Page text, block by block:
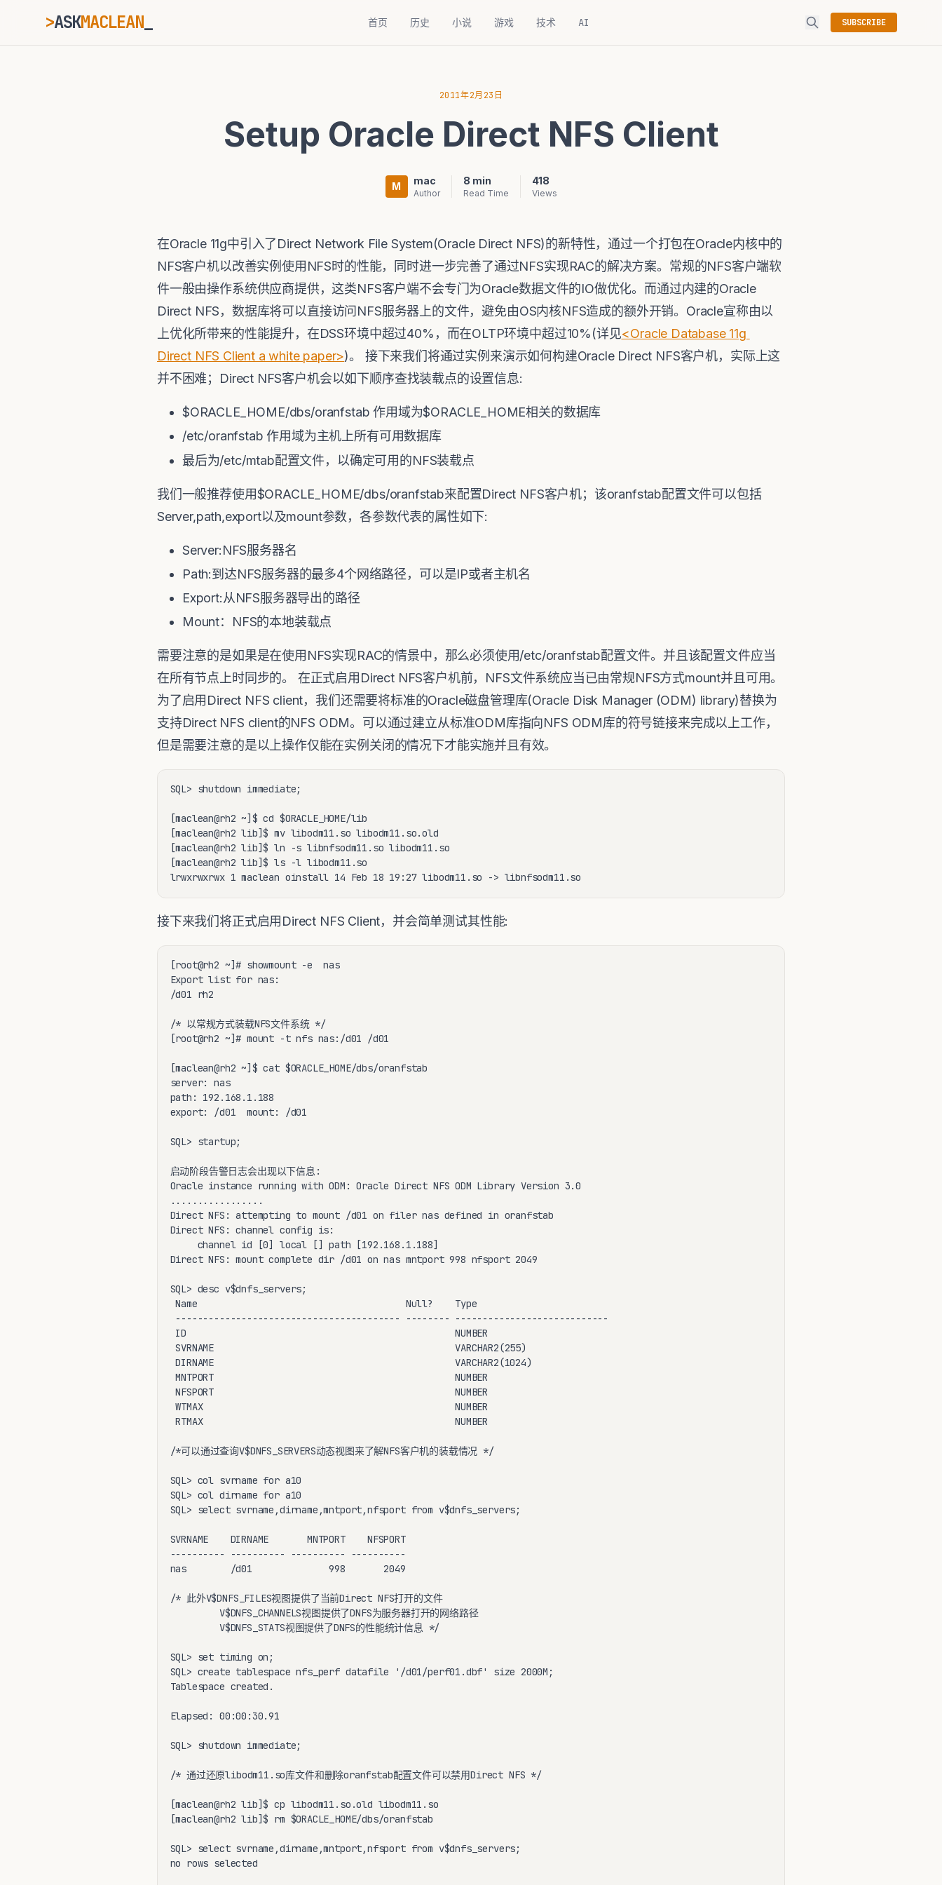
>ASKMACLEAN_ 首页 历史 小说 游戏 技术 AI SUBSCRIBE
2011年2月23日
Setup Oracle Direct NFS Client
M mac
Author
8 min
Read Time
418
Views
在Oracle 11g中引入了Direct Network File System(Oracle Direct NFS)的新特性，通过一个打包在Oracle内核中的
NFS客户机以改善实例使用NFS时的性能，同时进一步完善了通过NFS实现RAC的解决方案。常规的NFS客户端软
件一般由操作系统供应商提供，这类NFS客户端不会专门为Oracle数据文件的IO做优化。而通过内建的Oracle
Direct NFS，数据库将可以直接访问NFS服务器上的文件，避免由OS内核NFS造成的额外开销。Oracle宣称由以
上优化所带来的性能提升，在DSS环境中超过40%，而在OLTP环境中超过10%(详见<Oracle Database 11g
Direct NFS Client a white paper>)。 接下来我们将通过实例来演示如何构建Oracle Direct NFS客户机，实际上这
并不困难；Direct NFS客户机会以如下顺序查找装载点的设置信息:
$ORACLE_HOME/dbs/oranfstab 作用域为$ORACLE_HOME相关的数据库
/etc/oranfstab 作用域为主机上所有可用数据库
最后为/etc/mtab配置文件，以确定可用的NFS装载点
我们一般推荐使用$ORACLE_HOME/dbs/oranfstab来配置Direct NFS客户机；该oranfstab配置文件可以包括
Server,path,export以及mount参数，各参数代表的属性如下:
Server:NFS服务器名
Path:到达NFS服务器的最多4个网络路径，可以是IP或者主机名
Export:从NFS服务器导出的路径
Mount：NFS的本地装载点
需要注意的是如果是在使用NFS实现RAC的情景中，那么必须使用/etc/oranfstab配置文件。并且该配置文件应当
在所有节点上时同步的。 在正式启用Direct NFS客户机前，NFS文件系统应当已由常规NFS方式mount并且可用。
为了启用Direct NFS client，我们还需要将标准的Oracle磁盘管理库(Oracle Disk Manager (ODM) library)替换为
支持Direct NFS client的NFS ODM。可以通过建立从标准ODM库指向NFS ODM库的符号链接来完成以上工作，
但是需要注意的是以上操作仅能在实例关闭的情况下才能实施并且有效。
SQL> shutdown immediate;
[maclean@rh2 ~]$ cd $ORACLE_HOME/lib
[maclean@rh2 lib]$ mv libodm11.so libodm11.so.old
[maclean@rh2 lib]$ ln -s libnfsodm11.so libodm11.so
[maclean@rh2 lib]$ ls -l libodm11.so
接下来我们将正式启用Direct NFS Client，并会简单测试其性能:
[root@rh2 ~]# showmount -e  nas
Export list for nas:
/d01 rh2
/* 以常规方式装载NFS文件系统 */
[root@rh2 ~]# mount -t nfs nas:/d01 /d01
[maclean@rh2 ~]$ cat $ORACLE_HOME/dbs/oranfstab
server: nas
path: 192.168.1.188
export: /d01  mount: /d01
SQL> startup;
启动阶段告警日志会出现以下信息:
Oracle instance running with ODM: Oracle Direct NFS ODM Library Version 3.0
.................
Direct NFS: attempting to mount /d01 on filer nas defined in oranfstab
Direct NFS: channel config is:
     channel id [0] local [] path [192.168.1.188]
Direct NFS: mount complete dir /d01 on nas mntport 998 nfsport 2049
SQL> desc v$dnfs_servers;
Name                                      Null?    Type
----------------------------------------- -------- ----------------------------
ID                                                 NUMBER
SVRNAME                                            VARCHAR2(255)
DIRNAME                                            VARCHAR2(1024)
MNTPORT                                            NUMBER
NFSPORT                                            NUMBER
WTMAX                                              NUMBER
RTMAX                                              NUMBER
/*可以通过查询V$DNFS_SERVERS动态视图来了解NFS客户机的装载情况 */
SQL> col svrname for a10
SQL> col dirname for a10
SQL> select svrname,dirname,mntport,nfsport from v$dnfs_servers;
SVRNAME    DIRNAME       MNTPORT    NFSPORT
---------- ---------- ---------- ----------
nas        /d01              998       2049
/* 此外V$DNFS_FILES视图提供了当前Direct NFS打开的文件
         V$DNFS_CHANNELS视图提供了DNFS为服务器打开的网络路径
         V$DNFS_STATS视图提供了DNFS的性能统计信息 */
SQL> set timing on;
SQL> create tablespace nfs_perf datafile '/d01/perf01.dbf' size 2000M;
Tablespace created.
Elapsed: 00:00:30.91
SQL> shutdown immediate;
/* 通过还原libodm11.so库文件和删除oranfstab配置文件可以禁用Direct NFS */
[maclean@rh2 lib]$ cp libodm11.so.old libodm11.so
[maclean@rh2 lib]$ rm $ORACLE_HOME/dbs/oranfstab
SQL> select svrname,dirname,mntport,nfsport from v$dnfs_servers;
no rows selected